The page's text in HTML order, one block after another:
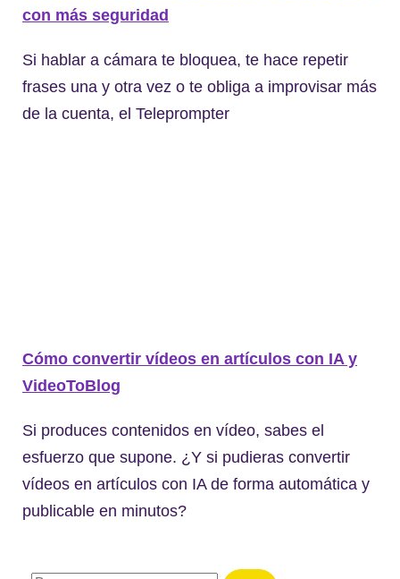
con más seguridad
Si hablar a cámara te bloquea, te hace repetir
frases una y otra vez o te obliga a improvisar más
de la cuenta, el Teleprompter
Cómo convertir vídeos en artículos con IA y
VideoToBlog
Si produces contenidos en vídeo, sabes el
esfuerzo que supone. ¿Y si pudieras convertir
vídeos en artículos con IA de forma automática y
publicable en minutos?